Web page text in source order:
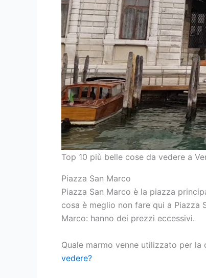
Top 10 più belle cose da vedere a
Piazza San Marco
Piazza San Marco è la piazza
cosa è meglio non fare qui a Piazza
Marco: hanno dei prezzi eccessivi.
Quale marmo venne utilizzato per
vedere?